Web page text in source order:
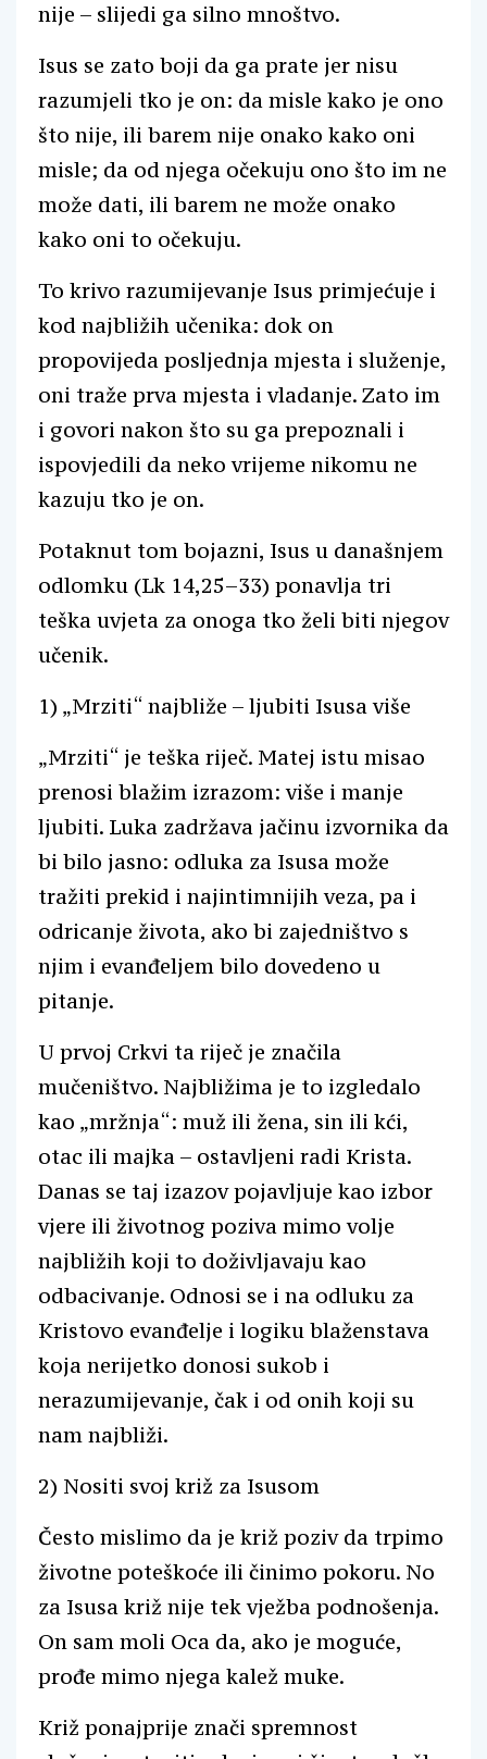
nije – slijedi ga silno mnoštvo.
Isus se zato boji da ga prate jer nisu
razumjeli tko je on: da misle kako je ono
što nije, ili barem nije onako kako oni
misle; da od njega očekuju ono što im ne
može dati, ili barem ne može onako
kako oni to očekuju.
To krivo razumijevanje Isus primjećuje i
kod najbližih učenika: dok on
propovijeda posljednja mjesta i služenje,
oni traže prva mjesta i vladanje. Zato im
i govori nakon što su ga prepoznali i
ispovjedili da neko vrijeme nikomu ne
kazuju tko je on.
Potaknut tom bojazni, Isus u današnjem
odlomku (Lk 14,25–33) ponavlja tri
teška uvjeta za onoga tko želi biti njegov
učenik.
1) „Mrziti“ najbliže – ljubiti Isusa više
„Mrziti“ je teška riječ. Matej istu misao
prenosi blažim izrazom: više i manje
ljubiti. Luka zadržava jačinu izvornika da
bi bilo jasno: odluka za Isusa može
tražiti prekid i najintimnijih veza, pa i
odricanje života, ako bi zajedništvo s
njim i evanđeljem bilo dovedeno u
pitanje.
U prvoj Crkvi ta riječ je značila
mučeništvo. Najbližima je to izgledalo
kao „mržnja“: muž ili žena, sin ili kći,
otac ili majka – ostavljeni radi Krista.
Danas se taj izazov pojavljuje kao izbor
vjere ili životnog poziva mimo volje
najbližih koji to doživljavaju kao
odbacivanje. Odnosi se i na odluku za
Kristovo evanđelje i logiku blaženstava
koja nerijetko donosi sukob i
nerazumijevanje, čak i od onih koji su
nam najbliži.
2) Nositi svoj križ za Isusom
Često mislimo da je križ poziv da trpimo
životne poteškoće ili činimo pokoru. No
za Isusa križ nije tek vježba podnošenja.
On sam moli Oca da, ako je moguće,
prođe mimo njega kalež muke.
Križ ponajprije znači spremnost